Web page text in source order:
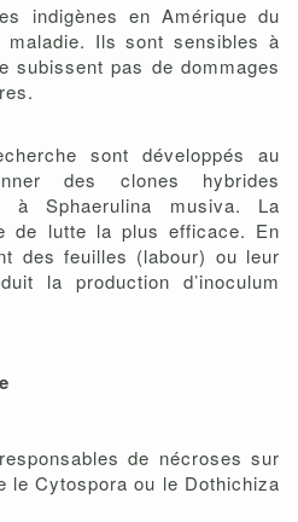
indigènes en Amérique du
Ils sont sensibles à
subissent pas de dommages
sont développés au
des clones hybrides
à Sphaerulina musiva. La
de lutte la plus efficace. En
des feuilles (labour) ou leur
la production d’inoculum
de nécroses sur
le Cytospora ou le Dothichiza